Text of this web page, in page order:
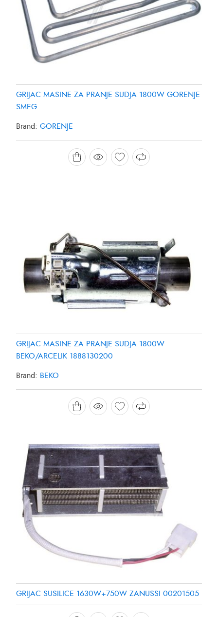
GRIJAC MASINE ZA PRANJE SUDJA 1800W GORENJE
SMEG
Brand: GORENJE
GRIJAC MASINE ZA PRANJE SUDJA 1800W
BEKO/ARCELIK 1888130200
Brand: BEKO
GRIJAC SUSILICE 1630W+750W ZANUSSI 00201505